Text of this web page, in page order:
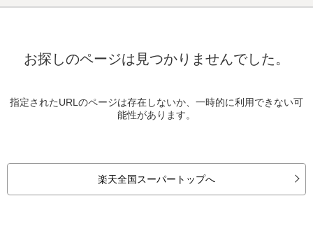
お探しのページは見つかりませんでした。
指定されたURLのページは存在しないか、一時的に利用できない可
能性があります。
楽天全国スーパートップへ